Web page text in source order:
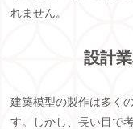
れません。
設計
建築模型の製作は多く
す。しかし、長い目で